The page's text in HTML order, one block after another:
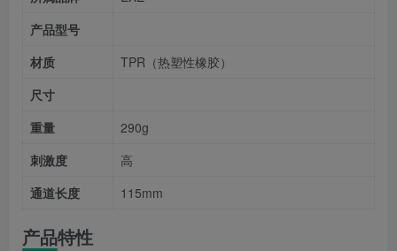
产品型号
材质
TPR（热塑性橡胶）
尺寸
重量
290g
刺激度
高
通道长度
115mm
产品特性